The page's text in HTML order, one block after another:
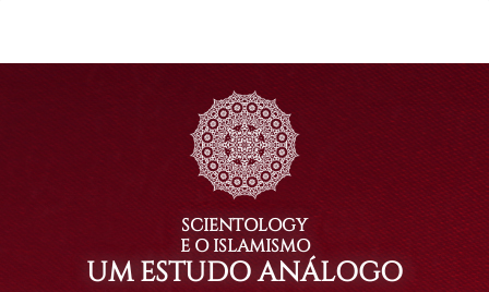
SCIENTOLOGY
E O ISLAMISMO
UM ESTUDO ANÁLOGO